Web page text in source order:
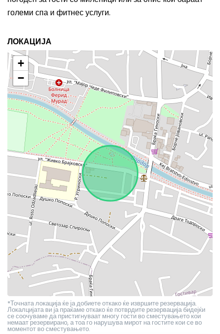
големи спа и фитнес услуги.
ЛОКАЦИЈА
+
−
*Точната локација ќе ја добиете откако ќе извршите резервација.
Локалцијата ви ја праќаме откако ќе потврдите резервација бидејќи
се соочуваме да пристигнуваат многу гости во сместувањето кои
немаат резервирано, а тоа го нарушува мирот на гостите кои се во
моментот во сместувањето.